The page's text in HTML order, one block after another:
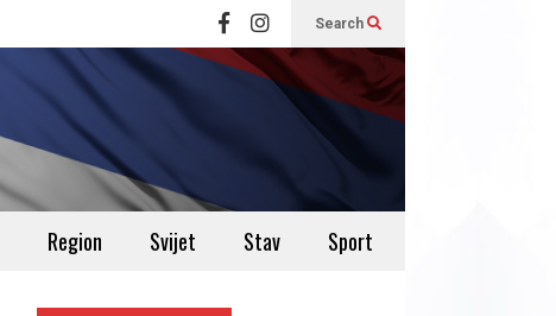
Search
Region Svijet Stav Sport